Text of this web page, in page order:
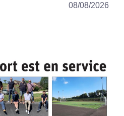
08/08/2026